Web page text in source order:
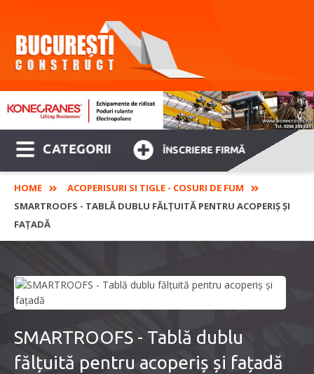
CATEGORII ÎNSCRIERE FIRMĂ
HOME
ACOPERISURI SI TIGLE - COSURI DE FUM
SMARTROOFS - TABLĂ DUBLU FĂLȚUITĂ PENTRU ACOPERIȘ ȘI
FAȚADĂ
SMARTROOFS - Tablă dublu
fălțuită pentru acoperiș și fațadă